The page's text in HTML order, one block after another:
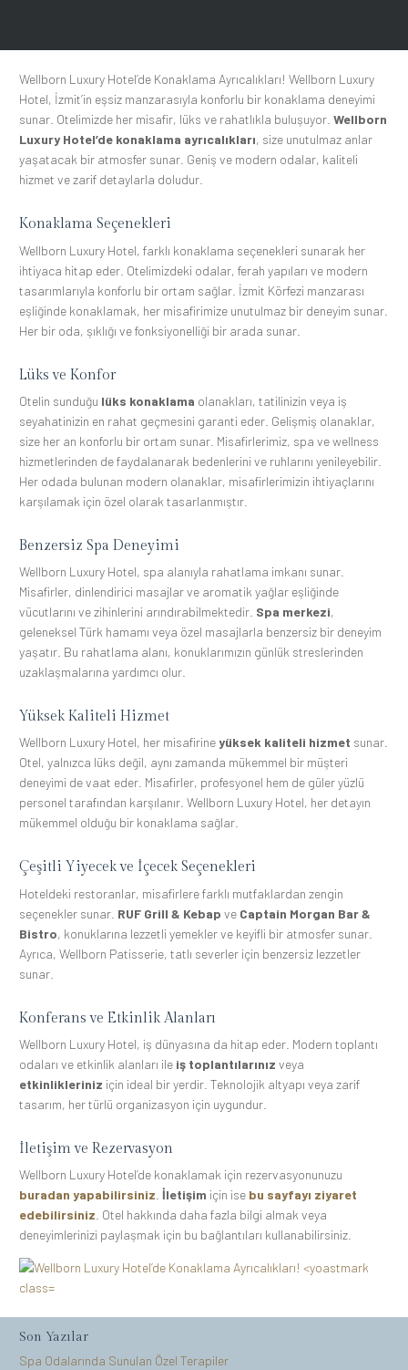
Wellborn Luxury Hotel’de Konaklama Ayrıcalıkları! Wellborn Luxury
Hotel, İzmit’in eşsiz manzarasıyla konforlu bir konaklama deneyimi
sunar. Otelimizde her misafir, lüks ve rahatlıkla buluşuyor. Wellborn
Luxury Hotel’de konaklama ayrıcalıkları, size unutulmaz anlar
yaşatacak bir atmosfer sunar. Geniş ve modern odalar, kaliteli
hizmet ve zarif detaylarla doludur.
Konaklama Seçenekleri
Wellborn Luxury Hotel, farklı konaklama seçenekleri sunarak her
ihtiyaca hitap eder. Otelimizdeki odalar, ferah yapıları ve modern
tasarımlarıyla konforlu bir ortam sağlar. İzmit Körfezi manzarası
eşliğinde konaklamak, her misafirimize unutulmaz bir deneyim sunar.
Her bir oda, şıklığı ve fonksiyonelliği bir arada sunar.
Lüks ve Konfor
Otelin sunduğu lüks konaklama olanakları, tatilinizin veya iş
seyahatinizin en rahat geçmesini garanti eder. Gelişmiş olanaklar,
size her an konforlu bir ortam sunar. Misafirlerimiz, spa ve wellness
hizmetlerinden de faydalanarak bedenlerini ve ruhlarını yenileyebilir.
Her odada bulunan modern olanaklar, misafirlerimizin ihtiyaçlarını
karşılamak için özel olarak tasarlanmıştır.
Benzersiz Spa Deneyimi
Wellborn Luxury Hotel, spa alanıyla rahatlama imkanı sunar.
Misafirler, dinlendirici masajlar ve aromatik yağlar eşliğinde
vücutlarını ve zihinlerini arındırabilmektedir. Spa merkezi,
geleneksel Türk hamamı veya özel masajlarla benzersiz bir deneyim
yaşatır. Bu rahatlama alanı, konuklarımızın günlük streslerinden
uzaklaşmalarına yardımcı olur.
Yüksek Kaliteli Hizmet
Wellborn Luxury Hotel, her misafirineyüksek kaliteli hizmet sunar.
Otel, yalnızca lüks değil, aynı zamanda mükemmel bir müşteri
deneyimi de vaat eder. Misafirler, profesyonel hem de güler yüzlü
personel tarafından karşılanır. Wellborn Luxury Hotel, her detayın
mükemmel olduğu bir konaklama sağlar.
Çeşitli Yiyecek ve İçecek Seçenekleri
Hoteldeki restoranlar, misafirlere farklı mutfaklardan zengin
seçenekler sunar. RUF Grill & Kebap ve Captain Morgan Bar &
Bistro, konuklarına lezzetli yemekler ve keyifli bir atmosfer sunar.
Ayrıca, Wellborn Patisserie, tatlı severler için benzersiz lezzetler
sunar.
Konferans ve Etkinlik Alanları
Wellborn Luxury Hotel, iş dünyasına da hitap eder. Modern toplantı
odaları ve etkinlik alanları ile iş toplantılarınız veya
etkinlikleriniz için ideal bir yerdir. Teknolojik altyapı veya zarif
tasarım, her türlü organizasyon için uygundur.
İletişim ve Rezervasyon
Wellborn Luxury Hotel’de konaklamak için rezervasyonunuzu
buradan yapabilirsiniz İletişim için ise bu sayfayı ziyaret
edebilirsiniz . Otel hakkında daha fazla bilgi almak veya
deneyimlerinizi paylaşmak için bu bağlantıları kullanabilirsiniz.
Son Yazılar
Spa Odalarında Sunulan Özel Terapiler